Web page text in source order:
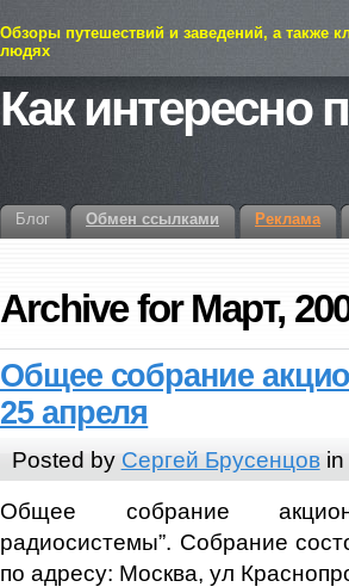
Обзоры путешествий и заведений, а также
людях
Как интересно
Блог Обмен ссылками Реклама
Archive for Март,
Общее собрание
25 апреля
Posted by Сергей Брусенцовin
Общее собрание
радиосистемы”. Собрание
по адресу: Москва, ул